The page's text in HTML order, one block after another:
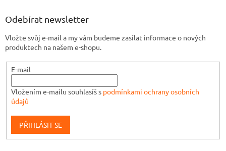
Odebírat newsletter
Vložte svůj e-mail a my vám budeme zasílat informace o nových
produktech na našem e-shopu.
E-mail
Vložením e-mailu souhlasíš s podmínkami ochrany osobních
údajů
PŘIHLÁSIT SE